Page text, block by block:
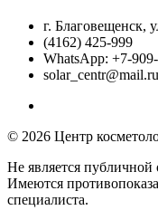
г. Благовещенск,
(4162) 425-999
WhatsApp: +7-
solar_centr@mail.ru
© 2026 Центр
Не является публичной
Имеются
специалиста.